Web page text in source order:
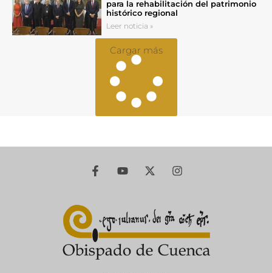
para la rehabilitación del patrimonio
histórico regional
Leer noticia »
Cargar más